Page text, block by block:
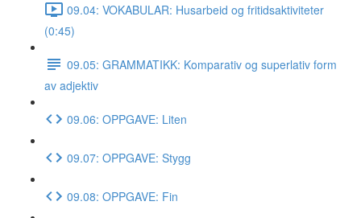
09.04: VOKABULAR: Husarbeid og fritidsaktiviteter
(0:45)
09.05: GRAMMATIKK: Komparativ og superlativ form
av adjektiv
09.06: OPPGAVE: Liten
09.07: OPPGAVE: Stygg
09.08: OPPGAVE: Fin